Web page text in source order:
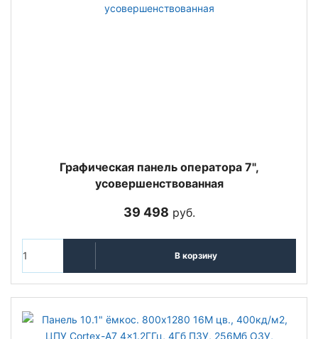
Графическая панель оператора 7",
усовершенствованная
39 498 руб.
В корзину